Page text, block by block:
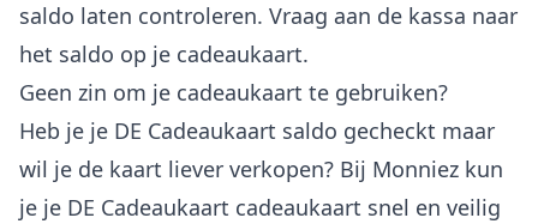
saldo laten controleren. Vraag aan de kassa naar
het saldo op je cadeaukaart.
Geen zin om je cadeaukaart te gebruiken?
Heb je je DE Cadeaukaart saldo gecheckt maar
wil je de kaart liever verkopen? Bij Monniez kun
je je DE Cadeaukaart cadeaukaart snel en veilig